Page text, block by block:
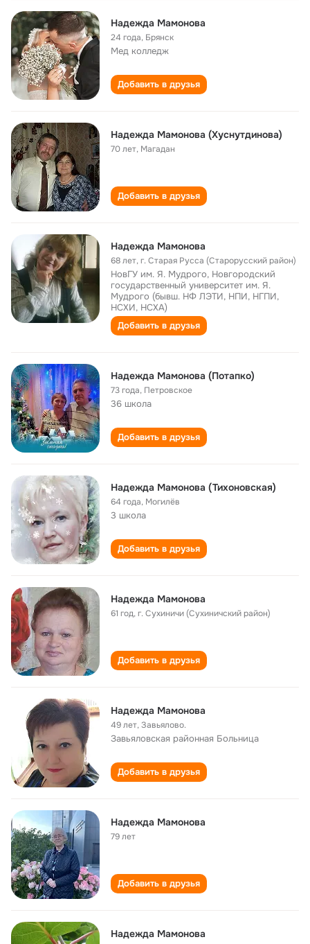
Надежда Мамонова
24 года, Брянск
Мед колледж
Добавить в друзья
Надежда Мамонова (Хуснутдинова)
70 лет, Магадан
Добавить в друзья
Надежда Мамонова
68 лет,г. Старая Русса (Старорусский район)
НовГУ им. Я. Мудрого, Новгородский
государственный университет им. Я.
Мудрого (бывш. НФ ЛЭТИ, НПИ, НГПИ,
НСХИ, НСХА)
Добавить в друзья
Надежда Мамонова (Потапко)
73 года, Петровское
36 школа
Добавить в друзья
Надежда Мамонова (Тихоновская)
64 года, Могилёв
3 школа
Добавить в друзья
Надежда Мамонова
61 год,г. Сухиничи (Сухиничский район)
Добавить в друзья
Надежда Мамонова
49 лет,Завьялово.
Завьяловская районная Больница
Добавить в друзья
Надежда Мамонова
79 лет
Добавить в друзья
Надежда Мамонова